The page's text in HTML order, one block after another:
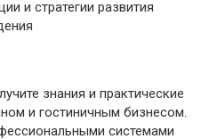
и стратегии развития
знания и практические
и гостиничным бизнесом.
системами